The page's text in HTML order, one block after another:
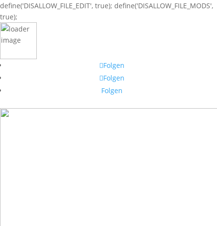
define('DISALLOW_FILE_EDIT', true); define('DISALLOW_FILE_MODS',
true);
Folgen
Folgen
Folgen